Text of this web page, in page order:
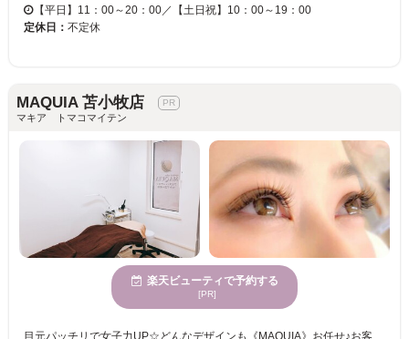
【平日】11：00～20：00／【土日祝】10：00～19：00
定休日： 不定休
MAQUIA 苫小牧店
マキア トマコマイテン
楽天ビューティで予約する
[PR]